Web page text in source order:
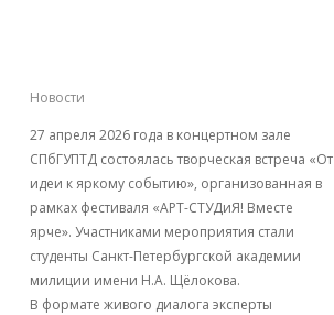
Новости
27 апреля 2026 года в концертном зале
СПбГУПТД состоялась творческая встреча «От
идеи к яркому событию», организованная в
рамках фестиваля «АРТ-СТУДиЯ! Вместе
ярче». Участниками мероприятия стали
студенты Санкт-Петербургской академии
милиции имени Н.А. Щёлокова.
В формате живого диалога эксперты